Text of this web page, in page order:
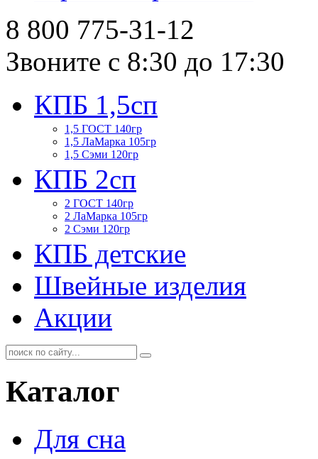
8 800 775-31-12
Звоните с 8:30 до 17:30
КПБ 1,5сп
1,5 ГОСТ 140гр
1,5 ЛаМарка 105гр
1,5 Сэми 120гр
КПБ 2сп
2 ГОСТ 140гр
2 ЛаМарка 105гр
2 Сэми 120гр
КПБ детские
Швейные изделия
Акции
Каталог
Для сна